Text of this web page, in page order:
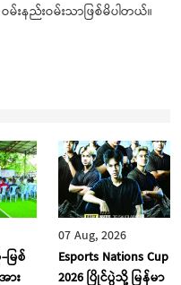
ည်းဝမ်းသာဖြစ်မိပါတယ်။
ြစ်
ား
07 Aug, 2026
Esports Nations Cup
2026 ပြိုင်ပွဲသို့ မြန်မာ